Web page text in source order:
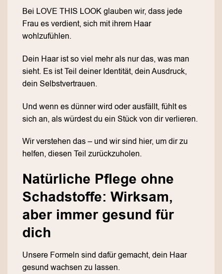
Bei LOVE THIS LOOK glauben wir, dass jede
Frau es verdient, sich mit ihrem Haar
wohlzufühlen.
Dein Haar ist so viel mehr als nur das, was man
sieht. Es ist Teil deiner Identität, dein Ausdruck,
dein Selbstvertrauen.
Und wenn es dünner wird oder ausfällt, fühlt es
sich an, als würdest du ein Stück von dir verlieren.
Wir verstehen das – und wir sind hier, um dir zu
helfen, diesen Teil zurückzuholen.
Natürliche Pflege ohne
Schadstoffe: Wirksam,
aber immer gesund für
dich
Unsere Formeln sind dafür gemacht, dein Haar
gesund wachsen zu lassen.